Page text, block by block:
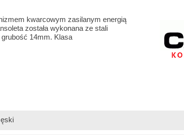
kwarcowym zasilanym energią
została wykonana ze stali
14mm. Klasa